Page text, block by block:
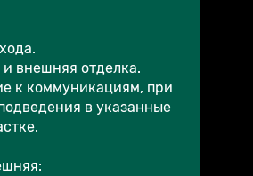
внешняя отделка.
к коммуникациям, при
в указанные